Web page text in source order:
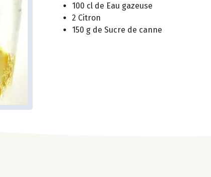
100 cl de Eau gazeuse
2 Citron
150 g de Sucre de canne